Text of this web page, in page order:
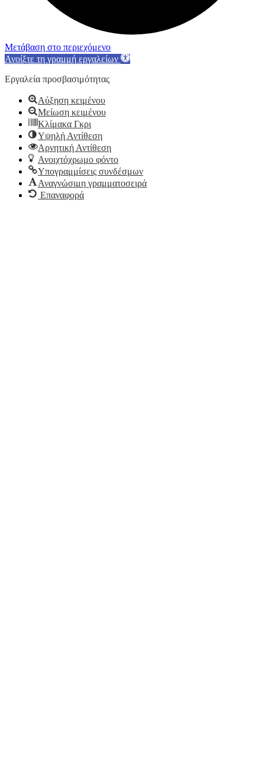
Μετάβαση στο περιεχόμενο
Ανοίξτε τη γραμμή εργαλείων
Εργαλεία προσβασιμότητας
Αύξηση κειμένου
Μείωση κειμένου
Κλίμακα Γκρι
Υψηλή Αντίθεση
Αρνητική Αντίθεση
Ανοιχτόχρωμο φόντο
Υπογραμμίσεις συνδέσμων
Αναγνώσιμη γραμματοσειρά
Επαναφορά